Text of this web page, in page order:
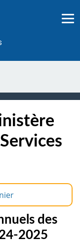
des
2025